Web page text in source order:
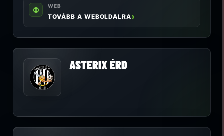
WEB
TOVÁBB A WEBOLDALRA
ASTERIX ÉRD